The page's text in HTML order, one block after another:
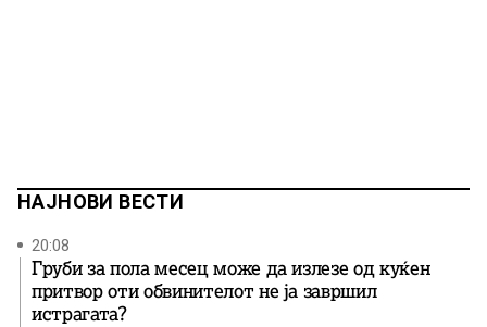
НАЈНОВИ ВЕСТИ
20:08
Груби за пола месец може да излезе од куќен
притвор оти обвинителот не ја завршил
истрагата?